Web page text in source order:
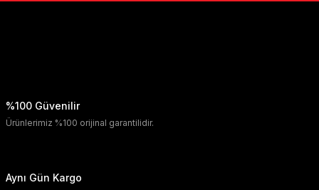
%100 Güvenilir
Ürünlerimiz %100 orijinal garantilidir.
Aynı Gün Kargo